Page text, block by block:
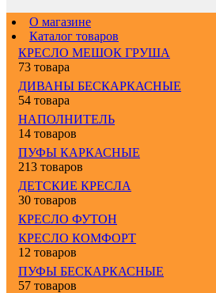
О магазине
Каталог товаров
КРЕСЛО МЕШОК ГРУША
73 товара
ДИВАНЫ БЕСКАРКАСНЫЕ
54 товара
НАПОЛНИТЕЛЬ
14 товаров
ПУФЫ КАРКАСНЫЕ
213 товаров
ДЕТСКИЕ КРЕСЛА
30 товаров
КРЕСЛО ФУТОН
КРЕСЛО КОМФОРТ
12 товаров
ПУФЫ БЕСКАРКАСНЫЕ
57 товаров